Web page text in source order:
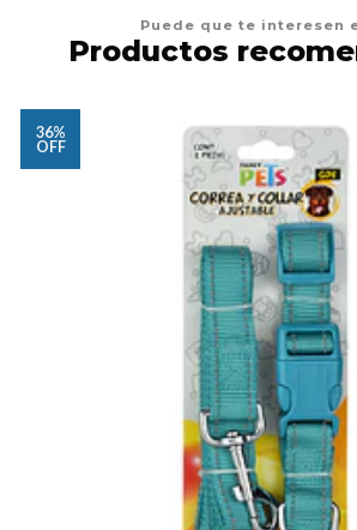
Puede que te interesen
Productos
36%
OFF